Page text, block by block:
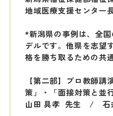
地域医療支援センタ
*新潟県の事例は、全
デルです。他県を志望
格を勝ち取るための共
【第二部】プロ教師
策」・「面接対策と並
山田 具孝 先生 /